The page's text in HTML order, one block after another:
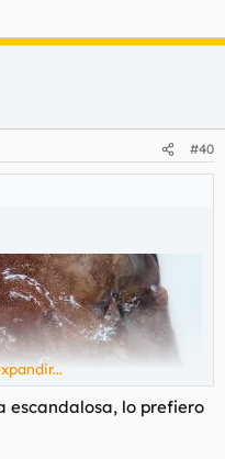
#40
escandalosa, lo prefiero